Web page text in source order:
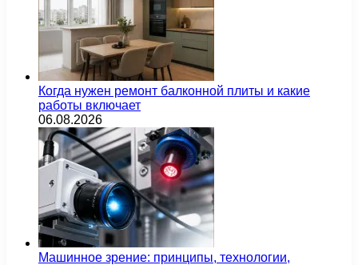
Когда нужен ремонт балконной плиты и какие
работы включает
06.08.2026
Машинное зрение: принципы, технологии,